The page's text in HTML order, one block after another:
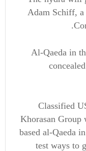
Adam Schiff, a
.
Al-Qaeda in
Classified
Khorasan Group
based al-Qaeda
test ways to